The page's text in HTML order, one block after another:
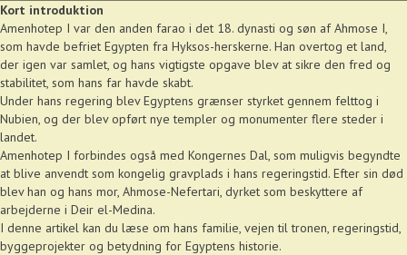
Kort introduktion
Amenhotep I var den anden farao i det 18. dynasti og søn af Ahmose I,
som havde befriet Egypten fra Hyksos-herskerne. Han overtog et land,
der igen var samlet, og hans vigtigste opgave blev at sikre den fred og
stabilitet, som hans far havde skabt.
Under hans regering blev Egyptens grænser styrket gennem felttog i
Nubien, og der blev opført nye templer og monumenter flere steder i
landet.
Amenhotep I forbindes også med Kongernes Dal, som muligvis begyndte
at blive anvendt som kongelig gravplads i hans regeringstid. Efter sin død
blev han og hans mor, Ahmose-Nefertari, dyrket som beskyttere af
arbejderne i Deir el-Medina.
I denne artikel kan du læse om hans familie, vejen til tronen, regeringstid,
byggeprojekter og betydning for Egyptens historie.